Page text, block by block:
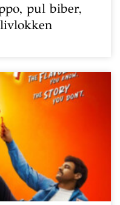
pul biber,